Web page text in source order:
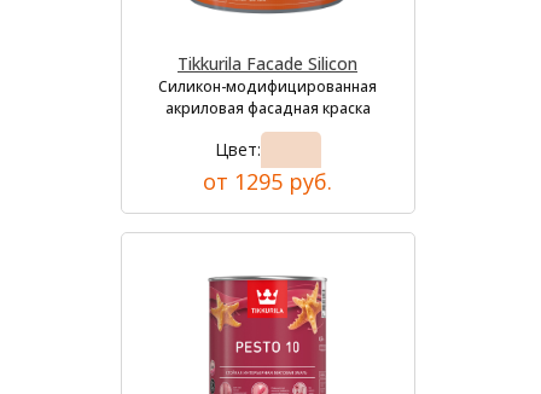
Tikkurila Facade Silicon
Силикон-модифицированная
акриловая фасадная краска
Цвет:
от 1295 руб.